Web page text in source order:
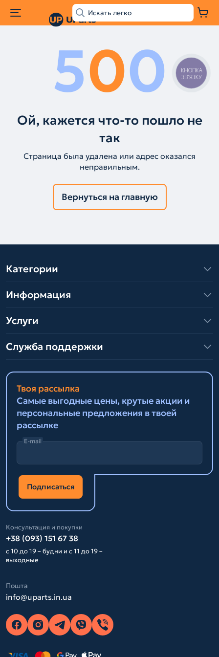
500
Ой, кажется что-то пошло не
так
Страница была удалена или адрес оказался
неправильным.
Вернуться на главную
Категории
Информация
Услуги
Служба поддержки
Твоя рассылка
Самые выгодные цены, крутые акции и
персональные предложения в твоей
рассылке
E-mail
Подписаться
Консультация и покупки
+38 (093) 151 67 38
с 10 до 19 – будни и с 11 до 19 –
выходные
Пошта
info@uparts.in.ua
КНОПКА
ЗВ'ЯЗКУ